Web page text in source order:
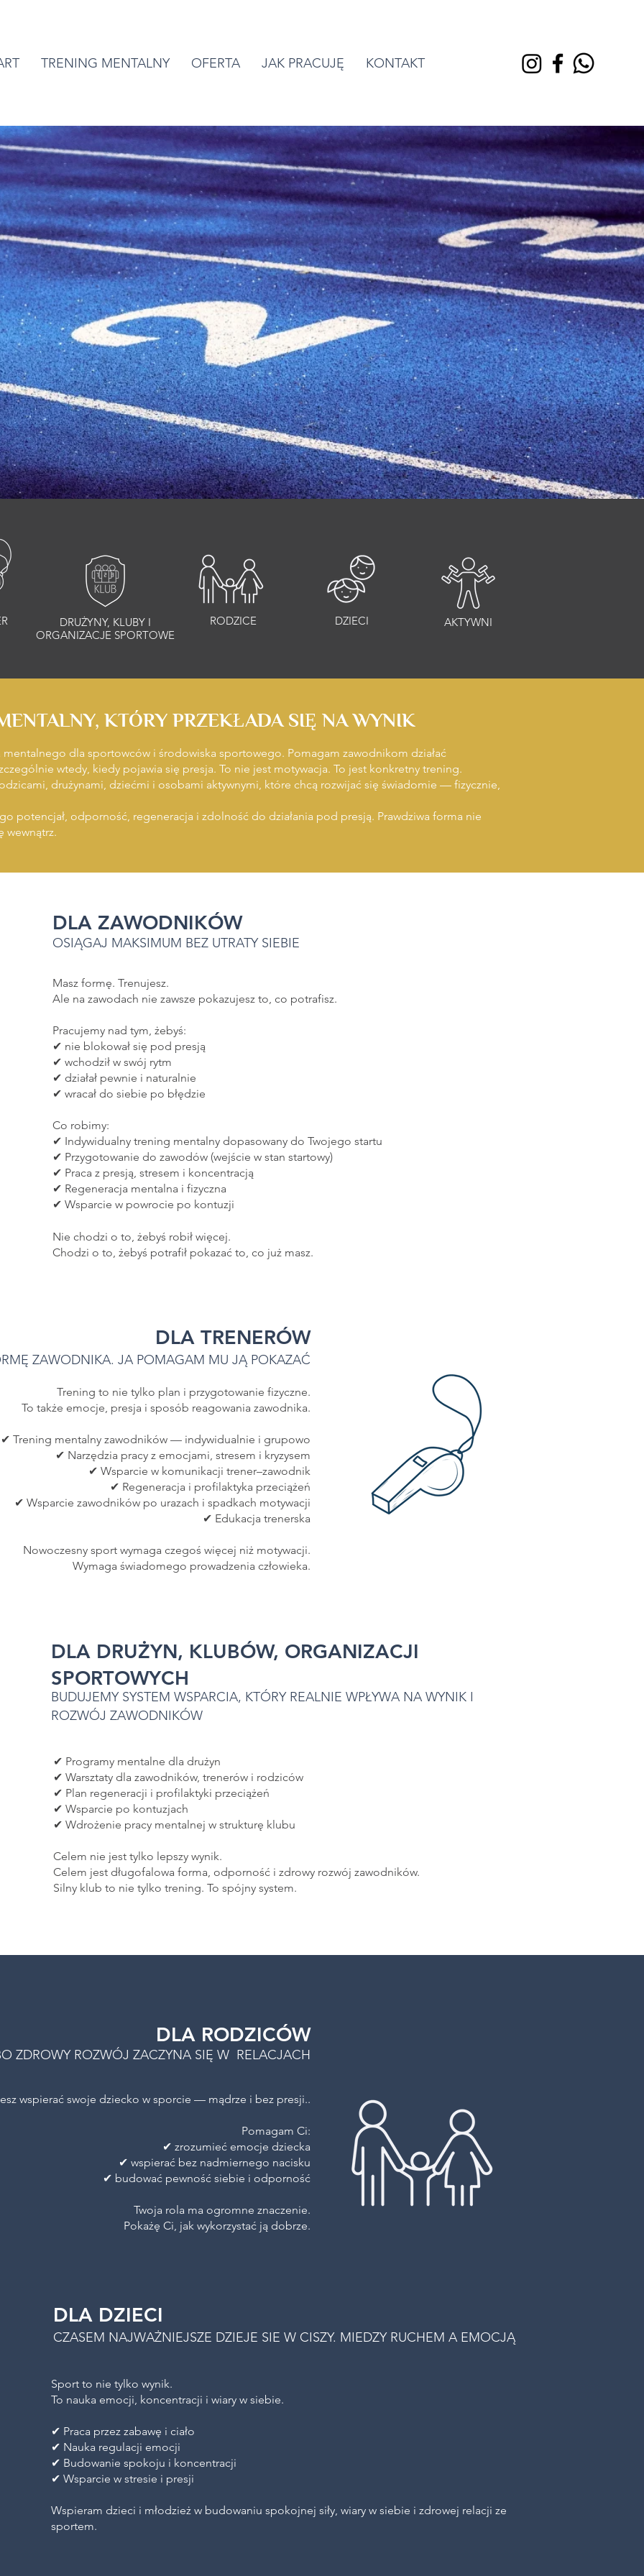
TRENING MENTALNY OFERTA JAK PRACUJĘ KONTAKT
DRUŻYNY, KLUBY I
ORGANIZACJE SPORTOWE
RODZICE DZIECI AKTYWNI
KTÓRY PRZEKŁADA SIĘ NA WYNIK
dla sportowców i środowiska sportowego. Pomagam zawodnikom działać
wtedy, kiedy pojawia się presja. To nie jest motywacja. To jest konkretny trening.
drużynami, dziećmi i osobami aktywnymi, które chcą rozwijać się świadomie — fizycznie,
potencjał, odporność, regeneracja i zdolność do działania pod presją. Prawdziwa forma nie
wewnątrz.
DLA ZAWODNIKÓW
OSIĄGAJ MAKSIMUM BEZ UTRATY SIEBIE
Masz formę. Trenujesz.
Ale na zawodach nie zawsze pokazujesz to, co potrafisz.
Pracujemy nad tym, żebyś:
✔ nie blokował się pod presją
✔ wchodził w swój rytm
✔ działał pewnie i naturalnie
✔ wracał do siebie po błędzie
Co robimy:
✔ Indywidualny trening mentalny dopasowany do Twojego startu
✔ Przygotowanie do zawodów (wejście w stan startowy)
✔ Praca z presją, stresem i koncentracją
✔ Regeneracja mentalna i fizyczna
✔ Wsparcie w powrocie po kontuzji
Nie chodzi o to, żebyś robił więcej.
Chodzi o to, żebyś potrafił pokazać to, co już masz.
DLA TRENERÓW
ZAWODNIKA. JA POMAGAM MU JĄ POKAZAĆ
Trening to nie tylko plan i przygotowanie fizyczne.
To także emocje, presja i sposób reagowania zawodnika.
✔ Trening mentalny zawodników — indywidualnie i grupowo
✔ Narzędzia pracy z emocjami, stresem i kryzysem
✔ Wsparcie w komunikacji trener–zawodnik
✔ Regeneracja i profilaktyka przeciążeń
✔ Wsparcie zawodników po urazach i spadkach motywacji
✔ Edukacja trenerska
Nowoczesny sport wymaga czegoś więcej niż motywacji.
Wymaga świadomego prowadzenia człowieka.
DLA DRUŻYN, KLUBÓW, ORGANIZACJI
SPORTOWYCH
BUDUJEMY SYSTEM WSPARCIA, KTÓRY REALNIE WPŁYWA NA WYNIK I
ROZWÓJ ZAWODNIKÓW
✔ Programy mentalne dla drużyn
✔ Warsztaty dla zawodników, trenerów i rodziców
✔ Plan regeneracji i profilaktyki przeciążeń
✔ Wsparcie po kontuzjach
✔ Wdrożenie pracy mentalnej w strukturę klubu
Celem nie jest tylko lepszy wynik.
Celem jest długofalowa forma, odporność i zdrowy rozwój zawodników.
Silny klub to nie tylko trening. To spójny system.
DLA RODZICÓW
ZDROWY ROZWÓJ ZACZYNA SIĘ W RELACJACH
wspierać swoje dziecko w sporcie — mądrze i bez presji..
Pomagam Ci:
✔ zrozumieć emocje dziecka
✔ wspierać bez nadmiernego nacisku
✔ budować pewność siebie i odporność
Twoja rola ma ogromne znaczenie.
Pokażę Ci, jak wykorzystać ją dobrze.
DLA DZIECI
CZASEM NAJWAŻNIEJSZE DZIEJE SIE W CISZY. MIEDZY RUCHEM A EMOCJĄ
Sport to nie tylko wynik.
To nauka emocji, koncentracji i wiary w siebie.
✔ Praca przez zabawę i ciało
✔ Nauka regulacji emocji
✔ Budowanie spokoju i koncentracji
✔ Wsparcie w stresie i presji
Wspieram dzieci i młodzież w budowaniu spokojnej siły, wiary w siebie i zdrowej relacji ze
sportem.